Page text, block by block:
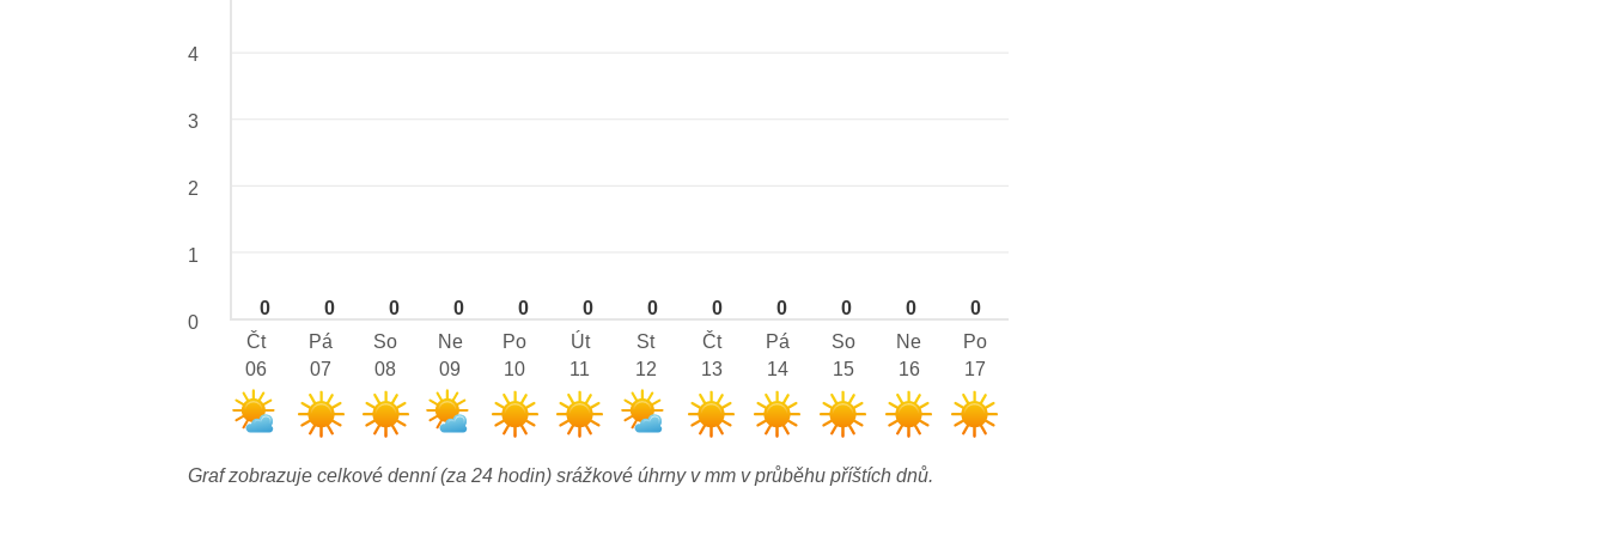
0 0 0 0 0 0 0 0 0 0 0 0
4
3
2
1
0
Čt
06
Pá
07
So
08
Ne
09
Po
10
Út
11
St
12
Čt
13
Pá
14
So
15
Ne
16
Po
17
Graf zobrazuje celkové denní (za 24 hodin) srážkové úhrny v mm v průběhu příštích dnů.